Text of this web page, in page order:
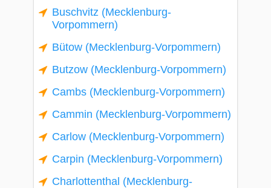
Buschvitz (Mecklenburg-
Vorpommern)
Bütow (Mecklenburg-Vorpommern)
Butzow (Mecklenburg-Vorpommern)
Cambs (Mecklenburg-Vorpommern)
Cammin (Mecklenburg-Vorpommern)
Carlow (Mecklenburg-Vorpommern)
Carpin (Mecklenburg-Vorpommern)
Charlottenthal (Mecklenburg-